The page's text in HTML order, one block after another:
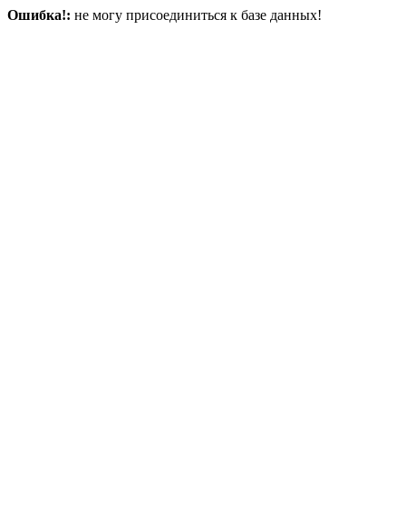
Ошибка!: не могу присоединиться к базе данных!